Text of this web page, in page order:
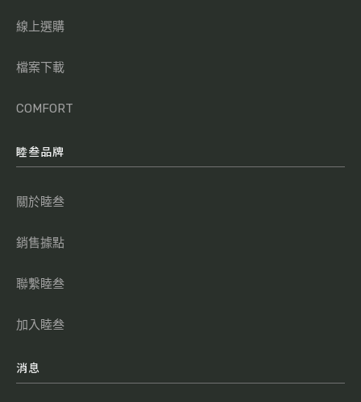
線上選購
檔案下載
COMFORT
睦叁品牌
關於睦叁
銷售據點
聯繫睦叁
加入睦叁
消息